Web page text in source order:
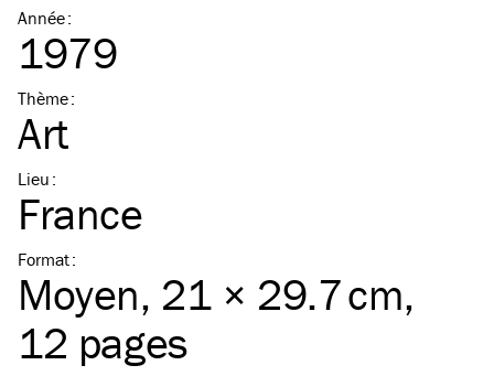
Année:
1979
Thème:
Art
Lieu :
France
Format:
Moyen, 21 × 29.7 cm,
12 pages